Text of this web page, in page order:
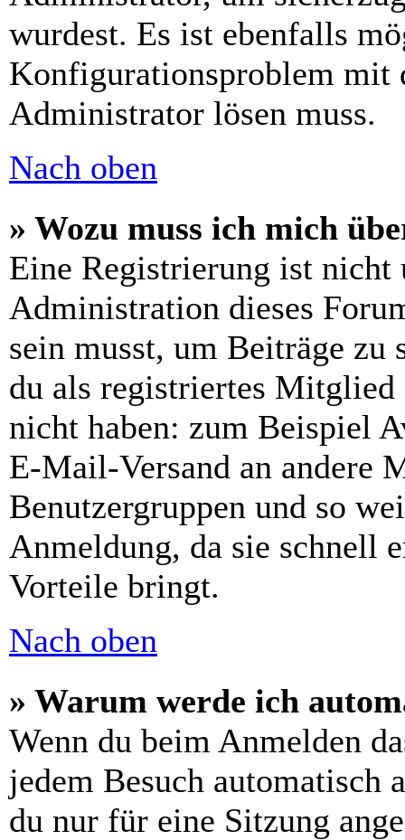
wurdest. Es ist ebenfalls
Konfigurationsproblem mit
Administrator lösen muss.
Nach oben
» Wozu muss ich mich
Eine Registrierung ist
Administration dieses
sein musst, um Beiträge
du als registriertes Mitglied
nicht haben: zum Beispiel
E-Mail-Versand an andere
Benutzergruppen und so
Anmeldung, da sie schnell
Vorteile bringt.
Nach oben
» Warum werde ich
Wenn du beim Anmelden
jedem Besuch automatisch
du nur für eine Sitzung